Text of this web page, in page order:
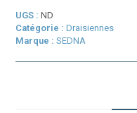
18
UGS :ND
Catégorie :Draisiennes
Marque :SEDNA